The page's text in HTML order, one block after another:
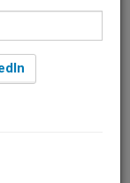
leestijd
aan